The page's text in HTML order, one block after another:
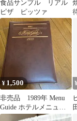
食品サンプル リアル
ピザ ピッツァ
¥1,500
非売品 1989年 Menu
Guide ホテルメニュー
ガイド